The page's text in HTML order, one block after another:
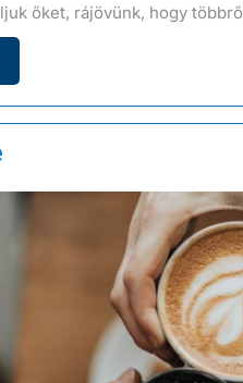
őket, rájövünk, hogy